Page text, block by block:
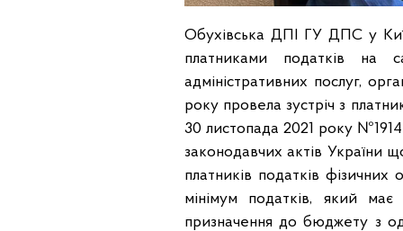
Обухівська ДПІ ГУ ДПС у
платниками податків на
адміністративних послуг,
року провела зустріч з
30 листопада 2021 року
законодавчих актів України
платників податків
мінімум податків, який має
призначення до бюджету з